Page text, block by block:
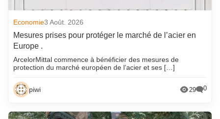
Economie3 Août. 2026
Mesures prises pour protéger le marché de l’acier en
Europe .
ArcelorMittal commence à bénéficier des mesures de
protection du marché européen de l’acier et ses […]
piwi 29 0